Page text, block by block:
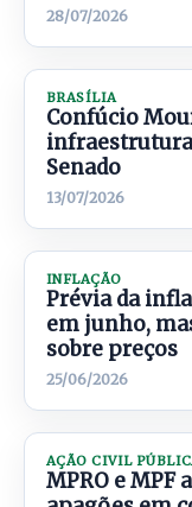
28/07/2026
BRASÍLIA
Confúcio
infraestrutura
Senado
13/07/2026
INFLAÇÃO
Prévia da
em junho,
sobre preços
25/06/2026
AÇÃO CIVIL
MPRO e MPF